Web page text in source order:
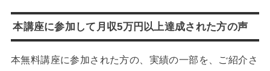
本講座に参加して月収5万円以上達成された方の声
本無料講座に参加された方の、実績の一部を、ご紹介さ